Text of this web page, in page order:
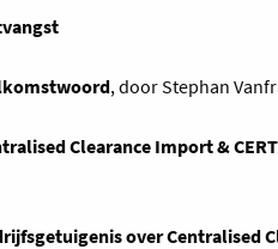
, door Stephan
Clearance Import &
over Centralised